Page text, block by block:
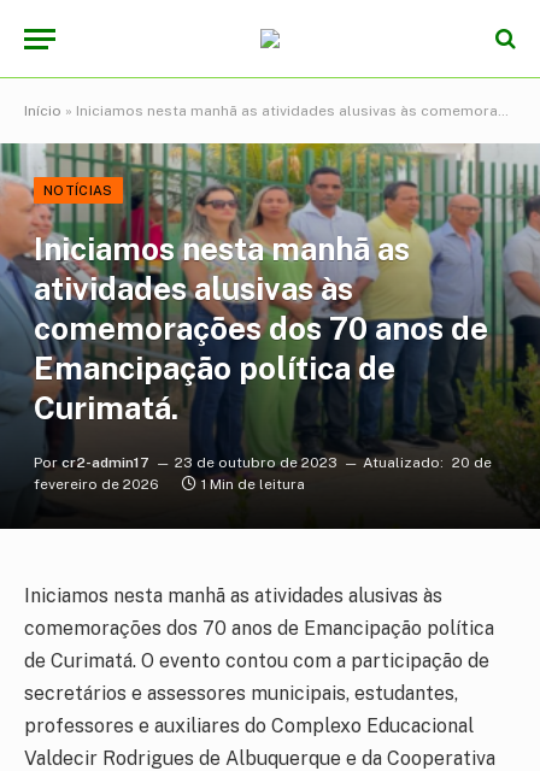
Início » Iniciamos nesta manhã as atividades alusivas às comemorações dos 70 anos de Emancipação política de Curimatá.
NOTÍCIAS
Iniciamos nesta manhã as
atividades alusivas às
comemorações dos 70 anos de
Emancipação política de
Curimatá.
Por cr2-admin17 23 de outubro de 2023 Atualizado: 20 de
fevereiro de 2026
1 Min de leitura
Iniciamos nesta manhã as atividades alusivas às
comemorações dos 70 anos de Emancipação política
de Curimatá. O evento contou com a participação de
secretários e assessores municipais, estudantes,
professores e auxiliares do Complexo Educacional
Valdecir Rodrigues de Albuquerque e da Cooperativa